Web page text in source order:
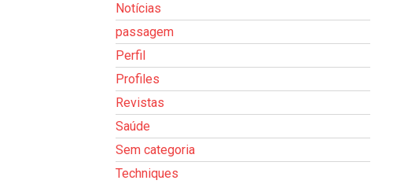
Notícias
passagem
Perfil
Profiles
Revistas
Saúde
Sem categoria
Techniques